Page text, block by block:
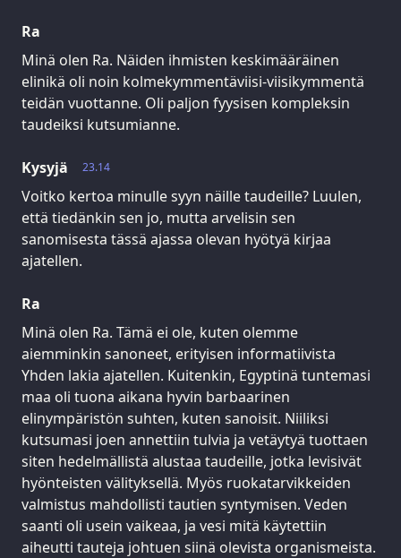
Ra
Minä olen Ra. Näiden ihmisten keskimääräinen
elinikä oli noin kolmekymmentäviisi-viisikymmentä
teidän vuottanne. Oli paljon fyysisen kompleksin
taudeiksi kutsumianne.
23.14
Kysyjä
Voitko kertoa minulle syyn näille taudeille? Luulen,
että tiedänkin sen jo, mutta arvelisin sen
sanomisesta tässä ajassa olevan hyötyä kirjaa
ajatellen.
Ra
Minä olen Ra. Tämä ei ole, kuten olemme
aiemminkin sanoneet, erityisen informatiivista
Yhden lakia ajatellen. Kuitenkin, Egyptinä tuntemasi
maa oli tuona aikana hyvin barbaarinen
elinympäristön suhten, kuten sanoisit. Niiliksi
kutsumasi joen annettiin tulvia ja vetäytyä tuottaen
siten hedelmällistä alustaa taudeille, jotka levisivät
hyönteisten välityksellä. Myös ruokatarvikkeiden
valmistus mahdollisti tautien syntymisen. Veden
saanti oli usein vaikeaa, ja vesi mitä käytettiin
aiheutti tauteja johtuen siinä olevista organismeista.